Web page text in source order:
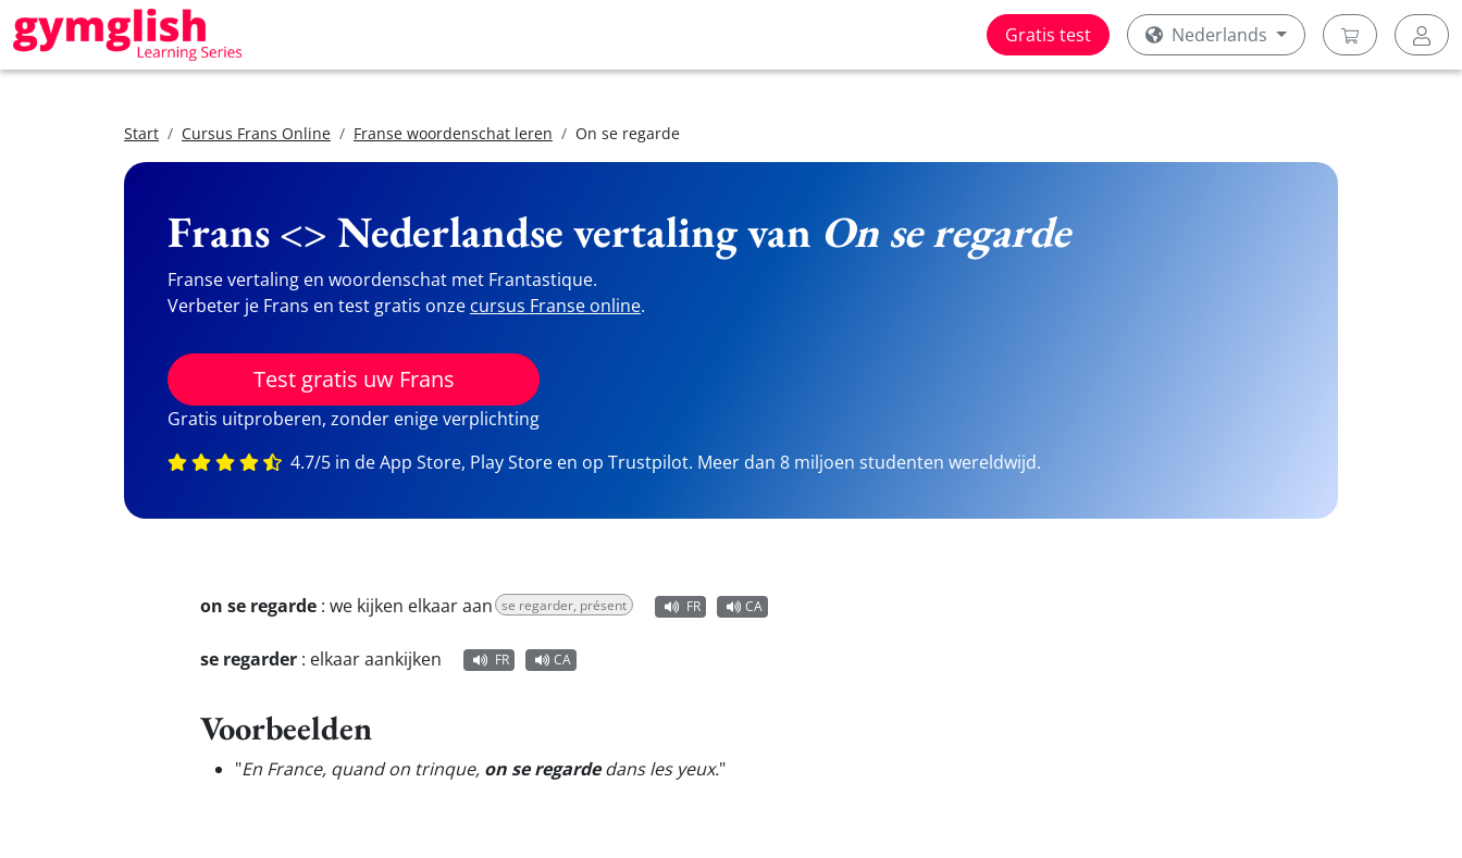
Gratis test Nederlands
Start Cursus Frans Online Franse woordenschat leren On se regarde
Frans <> Nederlandse vertaling van On se regarde
Franse vertaling en woordenschat met Frantastique.
Verbeter je Frans en test gratis onze cursus Franse online.
Test gratis uw Frans
Gratis uitproberen, zonder enige verplichting
4.7/5 in de App Store, Play Store en op Trustpilot. Meer dan 8 miljoen studenten wereldwijd.
on se regarde : we kijken elkaar aan se regarder, présent FR CA
se regarder : elkaar aankijken FR CA
Voorbeelden
"En France, quand on trinque, on se regardedans les yeux."